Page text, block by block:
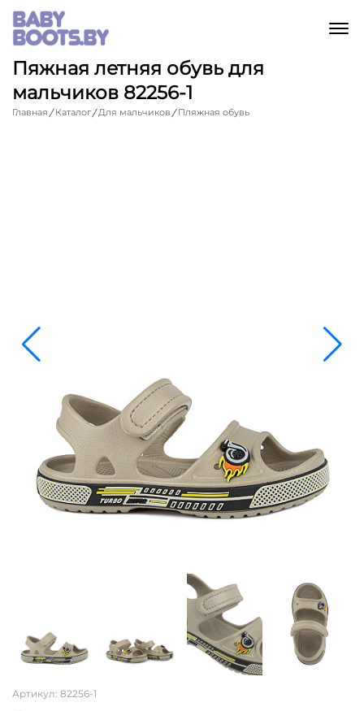
Пяжная летняя обувь для
мальчиков 82256-1
Главная Каталог Для мальчиков Пляжная обувь
Артикул: 82256-1